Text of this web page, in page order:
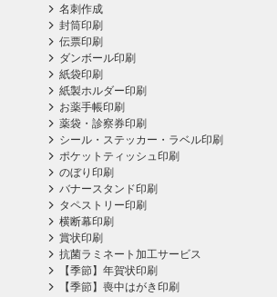
名刺作成
封筒印刷
伝票印刷
ダンボール印刷
紙袋印刷
紙製ホルダー印刷
お薬手帳印刷
薬袋・診察券印刷
シール・ステッカー・ラベル印刷
ポケットティッシュ印刷
のぼり印刷
バナースタンド印刷
タペストリー印刷
横断幕印刷
賞状印刷
抗菌ラミネート加工サービス
【季節】年賀状印刷
【季節】喪中はがき印刷